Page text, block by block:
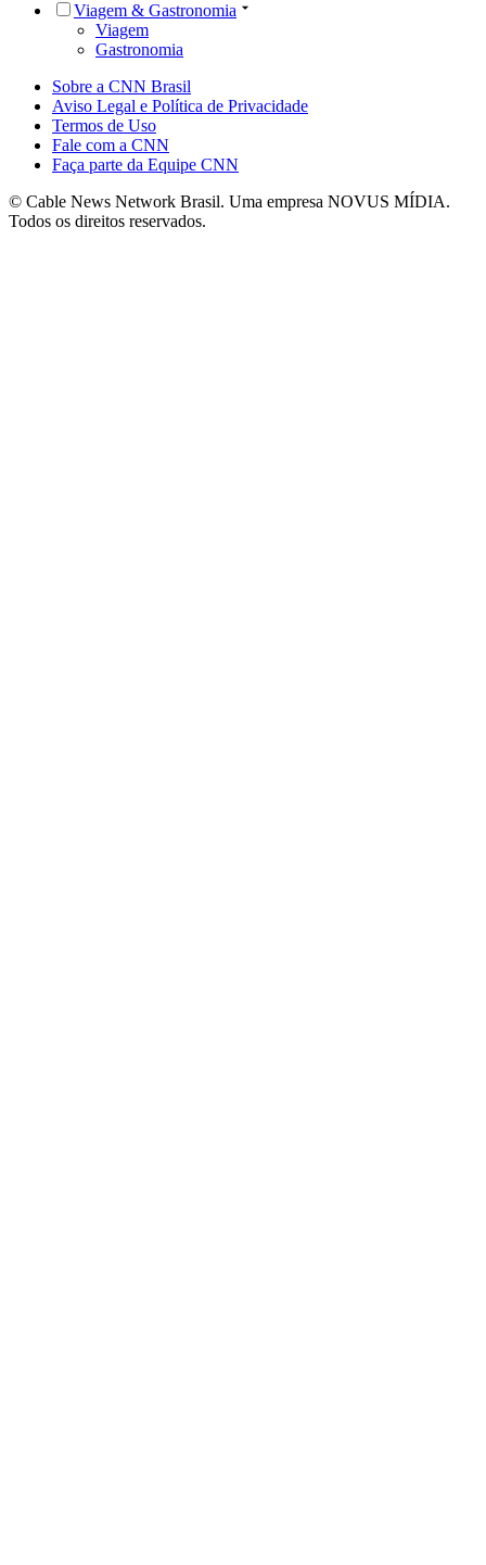
Viagem & Gastronomia
Viagem
Gastronomia
Sobre a CNN Brasil
Aviso Legal e Política de Privacidade
Termos de Uso
Fale com a CNN
Faça parte da Equipe CNN
© Cable News Network Brasil. Uma empresa NOVUS MÍDIA.
Todos os direitos reservados.